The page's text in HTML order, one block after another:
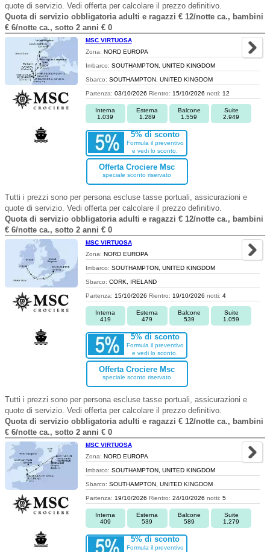
quote di servizio. Vedi offerta per calcolare il prezzo definitivo.
Quota di servizio obbligatoria adulti e ragazzi € 12/notte ca., bambini
€ 6/notte ca., sotto 2 anni € 0
MSC VIRTUOSA
Zona: NORD EUROPA
Imbarco: SOUTHAMPTON, UNITED KINGDOM
Sbarco: SOUTHAMPTON, UNITED KINGDOM
Partenza: 03/10/2026 Rientro: 15/10/2026 notti: 12
Interna
1.039
Esterna
1.289
Balcone
1.559
Suite
2.949
5% di sconto
Formula il preventivo
e vedi lo sconto.
Offerta Crociere Msc
speciale sconto riservato
Tutti i prezzi sono per persona escluse tasse portuali, assicurazioni e
quote di servizio. Vedi offerta per calcolare il prezzo definitivo.
Quota di servizio obbligatoria adulti e ragazzi € 12/notte ca., bambini
€ 6/notte ca., sotto 2 anni € 0
MSC VIRTUOSA
Zona: NORD EUROPA
Imbarco: SOUTHAMPTON, UNITED KINGDOM
Sbarco: CORK, IRELAND
Partenza: 15/10/2026 Rientro: 19/10/2026 notti: 4
Interna
419
Esterna
479
Balcone
539
Suite
1.059
5% di sconto
Formula il preventivo
e vedi lo sconto.
Offerta Crociere Msc
speciale sconto riservato
Tutti i prezzi sono per persona escluse tasse portuali, assicurazioni e
quote di servizio. Vedi offerta per calcolare il prezzo definitivo.
Quota di servizio obbligatoria adulti e ragazzi € 12/notte ca., bambini
€ 6/notte ca., sotto 2 anni € 0
MSC VIRTUOSA
Zona: NORD EUROPA
Imbarco: SOUTHAMPTON, UNITED KINGDOM
Sbarco: SOUTHAMPTON, UNITED KINGDOM
Partenza: 19/10/2026 Rientro: 24/10/2026 notti: 5
Interna
409
Esterna
539
Balcone
589
Suite
1.279
5% di sconto
Formula il preventivo